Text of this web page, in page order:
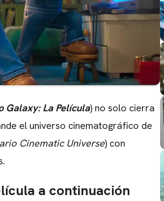
Galaxy: La Película) no solo cierra
el universo cinematográfico de
Cinematic Universe) con
a continuación